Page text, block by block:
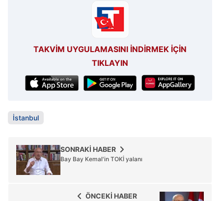
TAKVİM UYGULAMASINI İNDİRMEK İÇİN
TIKLAYIN
İstanbul
SONRAKİ HABER
Bay Bay Kemal'in TOKİ yalanı
ÖNCEKİ HABER